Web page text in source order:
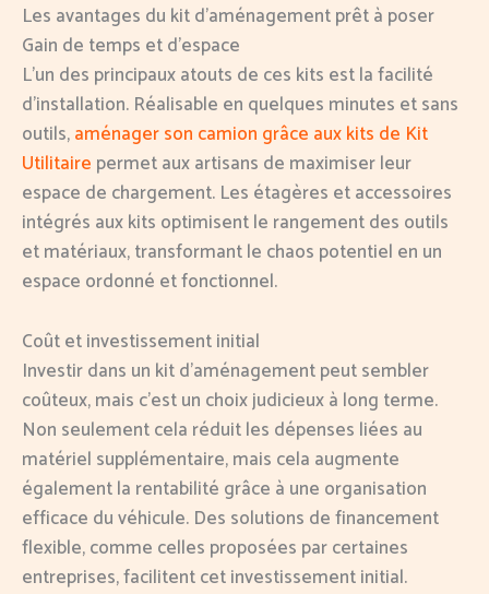
Les avantages du kit d’aménagement prêt à poser
Gain de temps et d’espace
L’un des principaux atouts de ces kits est la facilité
d’installation. Réalisable en quelques minutes et sans
outils,aménager son camion grâce aux kits de Kit
Utilitaire permet aux artisans de maximiser leur
espace de chargement. Les étagères et accessoires
intégrés aux kits optimisent le rangement des outils
et matériaux, transformant le chaos potentiel en un
espace ordonné et fonctionnel.
Coût et investissement initial
Investir dans un kit d’aménagement peut sembler
coûteux, mais c’est un choix judicieux à long terme.
Non seulement cela réduit les dépenses liées au
matériel supplémentaire, mais cela augmente
également la rentabilité grâce à une organisation
efficace du véhicule. Des solutions de financement
flexible, comme celles proposées par certaines
entreprises, facilitent cet investissement initial.